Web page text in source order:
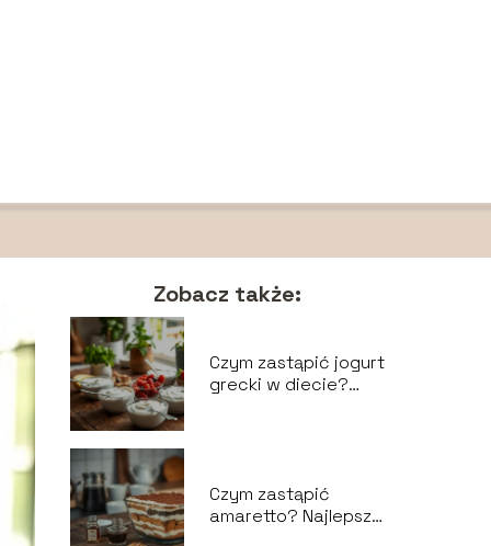
Zobacz także:
Czym zastąpić jogurt
grecki w diecie?
Czym zastąpić
amaretto? Najlepsze